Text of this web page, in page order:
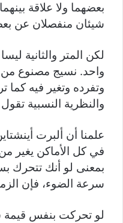
بعضهما ولا علاقة
شيئان منفصلان عن
لكن المتر والثانية
واحد. نسيج مصنوع
وتفرده وتغير فيه كما
والنظرية النسبية
علمنا أن ألبرت
في كل الأماكن يغير
بمعنى لو أنك تتحرك
سرعة الضوء، فإن
لو تحركت بنفس قيمة